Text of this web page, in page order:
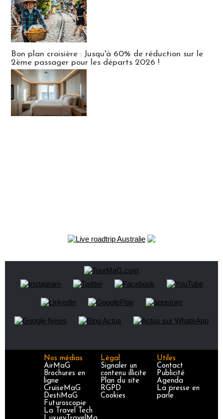
Bon plan croisière : Jusqu'à 60% de réduction sur le
2ème passager pour les départs 2026 !
Nos médias
AirMaG
Brochures en
ligne
CruiseMaG
DestiMaG
Futuroscopie
La Travel Tech
Légal
Signaler un
contenu illicite
Plan du site
RGPD
Cookies
Utiles
Contact
Publicité
Agenda
La presse en
parle